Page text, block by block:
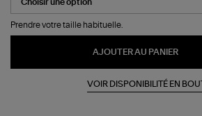
Prendre votre taille habituelle.
AJOUTER AU PANIER
VOIR DISPONIBILITÉ EN